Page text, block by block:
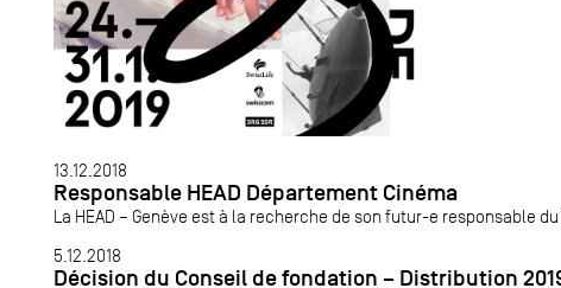
13.12.2018
Responsable HEAD Département Cinéma
La HEAD – Genève est à la recherche de son futur-e responsable du
5.12.2018
Décision du Conseil de fondation – Distribution